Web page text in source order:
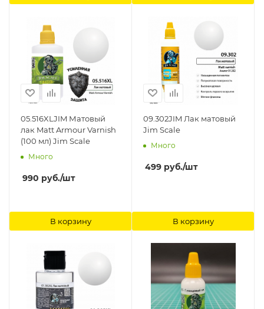
05.516XLJIM Матовый
лак Matt Armour Varnish
(100 мл) Jim Scale
Много
990 руб./шт
В корзину
09.302JIM Лак матовый
Jim Scale
Много
499 руб./шт
В корзину